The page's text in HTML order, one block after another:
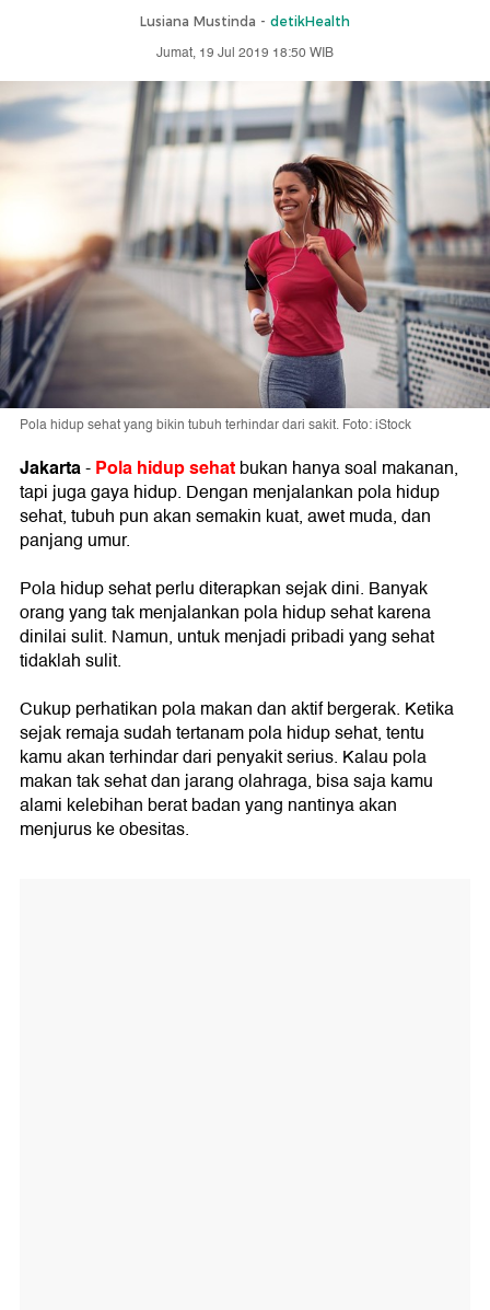
Lusiana Mustinda - detikHealth
Jumat, 19 Jul 2019 18:50 WIB
Pola hidup sehat yang bikin tubuh terhindar dari sakit. Foto: iStock
Jakarta-Pola hidup sehatbukan hanya soal makanan,
tapi juga gaya hidup. Dengan menjalankan pola hidup
sehat, tubuh pun akan semakin kuat, awet muda, dan
panjang umur.
Pola hidup sehat perlu diterapkan sejak dini. Banyak
orang yang tak menjalankan pola hidup sehat karena
dinilai sulit. Namun, untuk menjadi pribadi yang sehat
tidaklah sulit.
Cukup perhatikan pola makan dan aktif bergerak. Ketika
sejak remaja sudah tertanam pola hidup sehat, tentu
kamu akan terhindar dari penyakit serius. Kalau pola
makan tak sehat dan jarang olahraga, bisa saja kamu
alami kelebihan berat badan yang nantinya akan
menjurus ke obesitas.